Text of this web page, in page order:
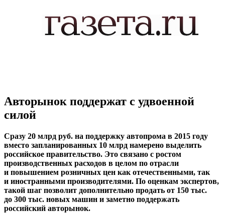
Авторынок поддержат с удвоенной
силой
Сразу 20 млрд руб. на поддержку автопрома в 2015 году
вместо запланированных 10 млрд намерено выделить
российское правительство. Это связано с ростом
производственных расходов в целом по отрасли
и повышением розничных цен как отечественными, так
и иностранными производителями. По оценкам экспертов,
такой шаг позволит дополнительно продать от 150 тыс.
до 300 тыс. новых машин и заметно поддержать
российский авторынок.